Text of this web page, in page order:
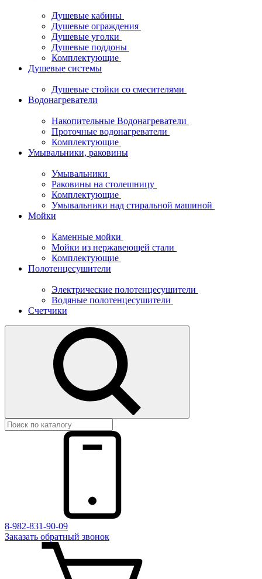
Душевые кабины
Душевые ограждения
Душевые уголки
Душевые поддоны
Комплектующие
Душевые системы
Душевые стойки со смесителями
Водонагреватели
Накопительные Водонагреватели
Проточные водонагреватели
Комплектующие
Умывальники, раковины
Умывальники
Раковины на столешницу
Комплектующие
Умывальники над стиральной машиной
Мойки
Каменные мойки
Мойки из нержавеющей стали
Комплектующие
Полотенцесушители
Электрические полотенцесушители
Водяные полотенцесушители
Счетчики
8-982-831-90-09
Заказать обратный звонок